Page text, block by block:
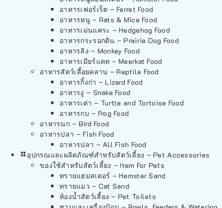
อาหารเฟอร์เร็ต – Ferret Food
อาหารหนู – Rats & Mice Food
อาหารเม่นแคระ – Hedgehog Food
อาหารกระรอกดิน – Prairie Dog Food
อาหารลิง – Monkey Food
อาหารเมียร์แคท – Meerkat Food
อาหารสัตว์เลี้อยคลาน – Reptile Food
อาหารกิ้งก่า – Lizard Food
อาหารงู – Snake Food
อาหารเต่า – Turtle and Tortoise Food
อาหารกบ – Frog Food
อาหารนก – Bird Food
อาหารปลา – Fish Food
อาหารปลา – All Fish Food
อุปกรณและผลิตภัณฑ์สำหรับสัตว์เลี้ยง – Pet Accessories
ของใช้สำหรับสัตว์เลี้ยง – Item For Pets
ทรายแฮมสเตอร์ – Hamster Sand
ทรายแมว – Cat Sand
ห้องน้ำสัตว์เลี้ยง – Pet Toilets